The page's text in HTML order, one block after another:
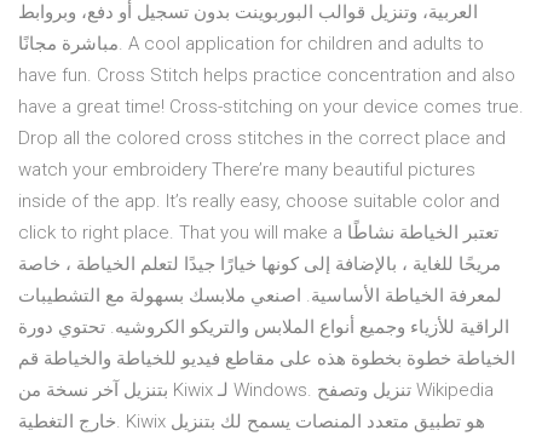
العربية، وتنزيل قوالب البوربوينت بدون تسجيل أو دفع، وبروابط
مباشرة مجانًا. A cool application for children and adults to
have fun. Cross Stitch helps practice concentration and also
have a great time! Cross-stitching on your device comes true.
Drop all the colored cross stitches in the correct place and
watch your embroidery There’re many beautiful pictures
inside of the app. It’s really easy, choose suitable color and
click to right place. That you will make a تعتبر الخياطة نشاطًا
مريحًا للغاية ، بالإضافة إلى كونها خيارًا جيدًا لتعلم الخياطة ، خاصة
لمعرفة الخياطة الأساسية. اصنعي ملابسك بسهولة مع التشطيبات
الراقية للأزياء وجميع أنواع الملابس والتريكو الكروشيه. تحتوي دورة
الخياطة خطوة بخطوة هذه على مقاطع فيديو للخياطة والخياطة قم
بتنزيل آخر نسخة من Kiwix لـ Windows. تنزيل وتصفح Wikipedia
خارج التغطية. Kiwix هو تطبيق متعدد المنصات يسمح لك بتنزيل